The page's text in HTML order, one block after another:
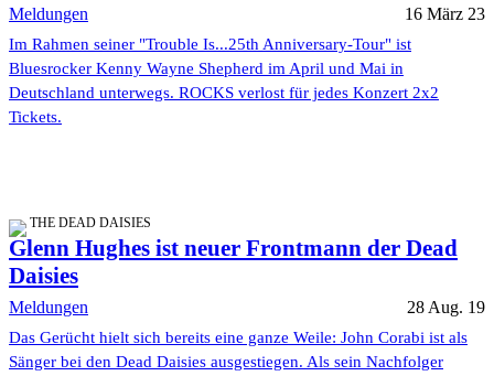
Meldungen 16 März 23
Im Rahmen seiner "Trouble Is...25th Anniversary-Tour" ist
Bluesrocker Kenny Wayne Shepherd im April und Mai in
Deutschland unterwegs. ROCKS verlost für jedes Konzert 2x2
Tickets.
THE DEAD DAISIES
Glenn Hughes ist neuer Frontmann der Dead
Daisies
Meldungen 28 Aug. 19
Das Gerücht hielt sich bereits eine ganze Weile: John Corabi ist als
Sänger bei den Dead Daisies ausgestiegen. Als sein Nachfolger